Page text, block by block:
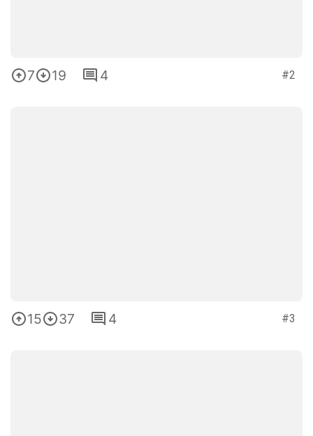
7 19 4 #2
15 37 4 #3